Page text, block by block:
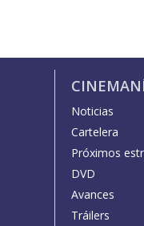
Noticias
Cartelera
Próximos
DVD
Avances
Tráilers